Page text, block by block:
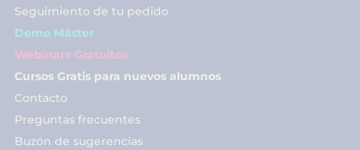
Seguimiento de tu pedido
Demo Máster
Webinars Gratuitos
Cursos Gratis para nuevos alumnos
Contacto
Preguntas frecuentes
Buzón de sugerencias